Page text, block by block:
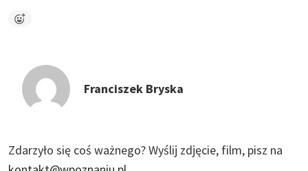
Franciszek Bryska
Zdarzyło się coś ważnego?Wyślij zdjęcie, film, pisz na